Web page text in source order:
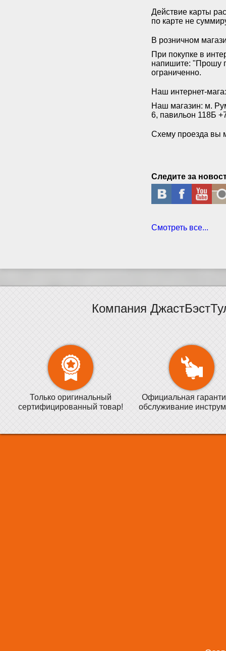
Действие карты
по карте не
В розничном
При покупке в
напишите: "Прошу
ограниченно.
Наш интернет-
Наш магазин: м.
6, павильон 118Б
Схему проезда вы
Следите за
Смотреть все...
Компания
Только оригинальный
сертифицированный товар!
Официальная
обслуживание